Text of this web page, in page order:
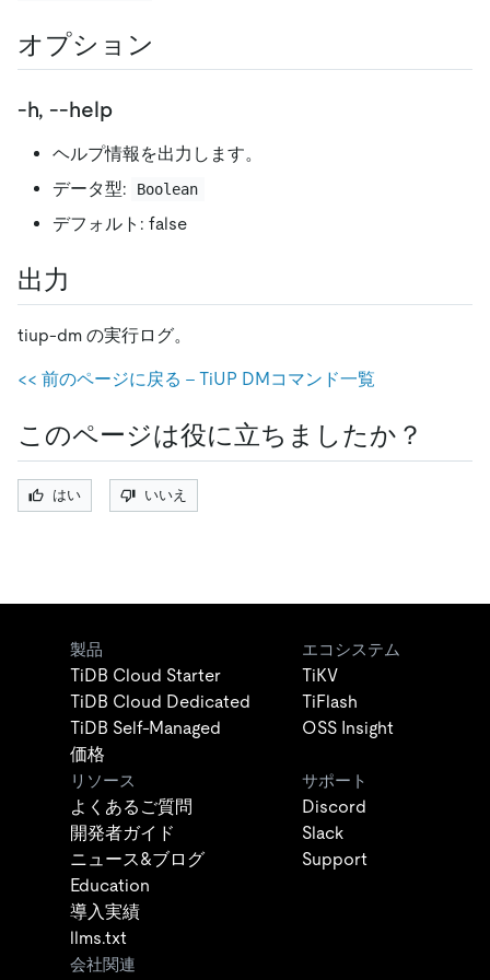
オプション
-h, --help
ヘルプ情報を出力します。
データ型:
Boolean
デフォルト: false
出力
tiup-dm の実行ログ。
<< 前のページに戻る - TiUP DMコマンド一覧
このページは役に立ちましたか？
はい いいえ
製品
TiDB Cloud Starter
TiDB Cloud Dedicated
TiDB Self-Managed
価格
エコシステム
TiKV
TiFlash
OSS Insight
リソース
よくあるご質問
開発者ガイド
ニュース&ブログ
Education
導入実績
llms.txt
サポート
Discord
Slack
Support
会社関連